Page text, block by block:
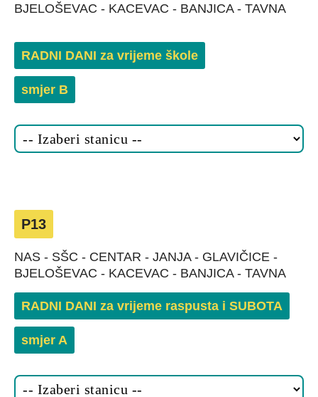
BJELOŠEVAC - KACEVAC - BANJICA - TAVNA
RADNI DANI za vrijeme škole
smjer B
P13
NAS - SŠC - CENTAR - JANJA - GLAVIČICE -
BJELOŠEVAC - KACEVAC - BANJICA - TAVNA
RADNI DANI za vrijeme raspusta i SUBOTA
smjer A